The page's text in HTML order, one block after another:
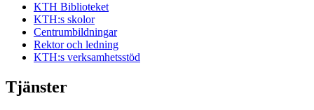
KTH Biblioteket
KTH:s skolor
Centrumbildningar
Rektor och ledning
KTH:s verksamhetsstöd
Tjänster